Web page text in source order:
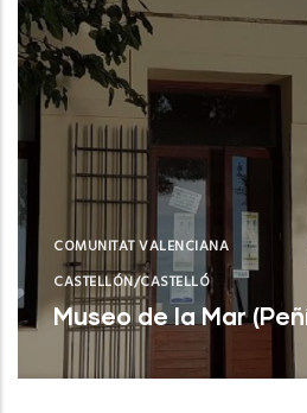
COMUNITAT VALENCIANA
CASTELLÓN/CASTELLÓ
Museo de la Mar
Peñíscola (Castelló/